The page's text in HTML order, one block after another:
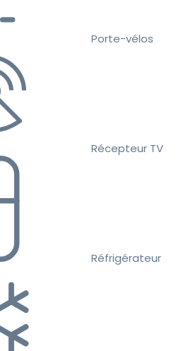
Porte-vélos
Récepteur TV
Réfrigérateur